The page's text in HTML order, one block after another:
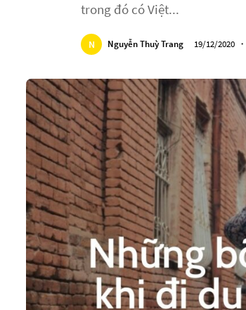
trong đó có Việt...
N Nguyễn Thuỳ Trang 19/12/2020 ・